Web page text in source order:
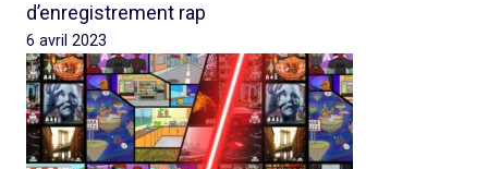
d’enregistrement rap
6 avril 2023